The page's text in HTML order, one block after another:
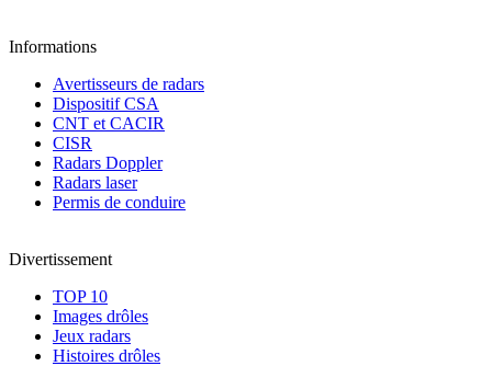
Informations
Avertisseurs de radars
Dispositif CSA
CNT et CACIR
CISR
Radars Doppler
Radars laser
Permis de conduire
Divertissement
TOP 10
Images drôles
Jeux radars
Histoires drôles